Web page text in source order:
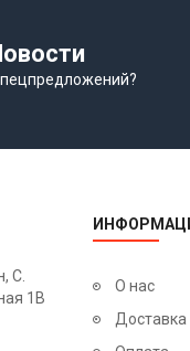
С.
1В
О нас
Доставка